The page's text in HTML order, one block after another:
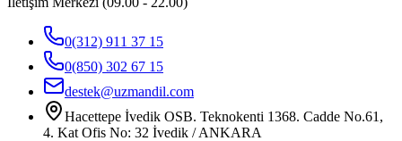
0(312) 911 37 15
0(850) 302 67 15
destek@uzmandil.com
Hacettepe İvedik OSB. Teknokenti 1368. Cadde No.61,
4. Kat Ofis No: 32 İvedik / ANKARA